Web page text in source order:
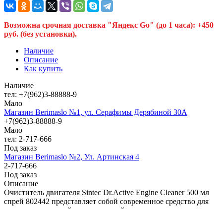
Возможна срочная доставка "Яндекс Go" (до 1 часа): +450
руб. (без установки).
Наличие
Описание
Как купить
Наличие
тел: +7(962)3-88888-9
Мало
Магазин Berimaslo №1, ул. Серафимы Дерябиной 30А
+7(962)3-88888-9
Мало
тел: 2-717-666
Под заказ
Магазин Berimaslo №2, Ул. Артинская 4
2-717-666
Под заказ
Описание
Очиститель двигателя Sintec Dr.Active Engine Cleaner 500 мл
спрей 802442 представляет собой современное средство для